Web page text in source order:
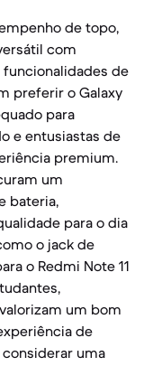
de topo,
com
funcionalidades de
preferir o Galaxy
para
e entusiastas de
premium.
um
bateria,
para o dia
o jack de
o Redmi Note 11
um bom
de
considerar uma